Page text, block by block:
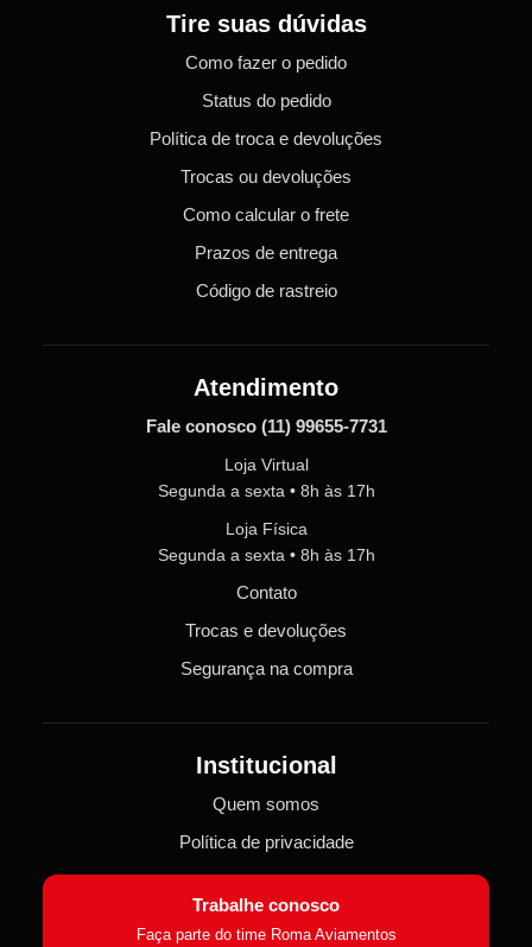
Tire suas dúvidas
Como fazer o pedido
Status do pedido
Política de troca e devoluções
Trocas ou devoluções
Como calcular o frete
Prazos de entrega
Código de rastreio
Atendimento
Fale conosco (11) 99655-7731
Loja Virtual
Segunda a sexta • 8h às 17h
Loja Física
Segunda a sexta • 8h às 17h
Contato
Trocas e devoluções
Segurança na compra
Institucional
Quem somos
Política de privacidade
Trabalhe conosco
Faça parte do time Roma Aviamentos